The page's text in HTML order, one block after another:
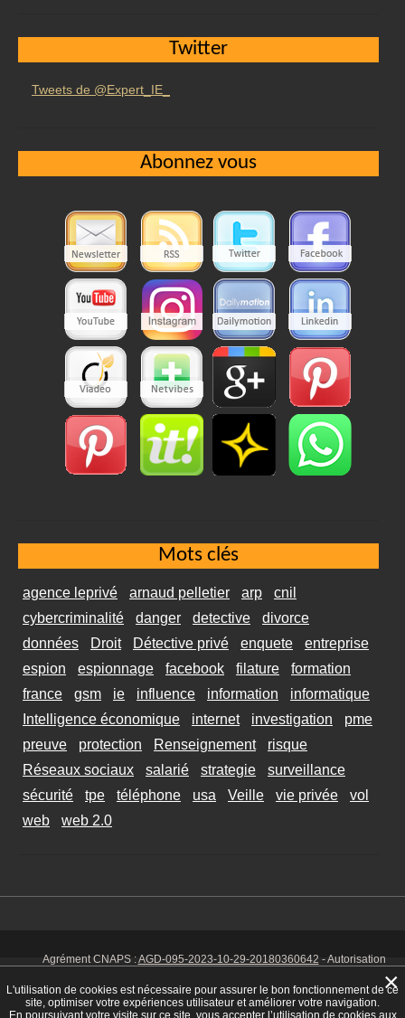
Twitter
Tweets de @Expert_IE_
Abonnez vous
Mots clés
agence leprivé arnaud pelletier arp
cnil
cybercriminalité
danger detective
divorce
données
Droit Détective privé enquete
entreprise
espion
espionnage facebook filature
formation
france
gsm ie influence information
informatique
Intelligence économique
internet investigation
pme
preuve
protection Renseignement
risque
Réseaux sociaux
salarié strategie
surveillance
sécurité
tpe téléphone usa Veille vie privée
vol
web
web 2.0
Agrément CNAPS :AGD-095-2023-10-29-20180360642 - Autorisation
925 00038 - Code NAF 8030 Z -Mentions Légales-CookiesTél. : 06 14
01 75 32
L'utilisation de cookies est nécessaire pour assurer le bon fonctionnement de ce
site, optimiser votre expériences utilisateur et améliorer votre navigation.
En poursuivant votre visite sur ce site, vous accepter l’utilisation de cookies aux
×